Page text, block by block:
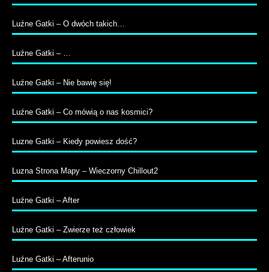
Luźne Gatki – O dwóch takich…
Luźne Gatki – …
Luźne Gatki – Nie bawię się!
Luźne Gatki – Co mówią o nas kosmici?
Luzne Gatki – Kiedy powiesz dość?
Luzna Strona Mapy – Wieczorny Chillout2
Luźne Gatki – After
Luźne Gatki – Zwierze też człowiek
Luźne Gatki – Afterunio